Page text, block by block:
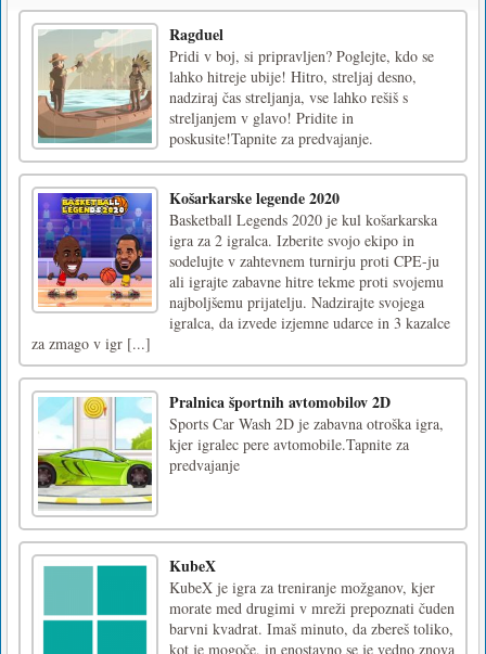
Ragduel
Pridi v boj, si pripravljen? Poglejte, kdo se
lahko hitreje ubije! Hitro, streljaj desno,
nadziraj čas streljanja, vse lahko rešiš s
streljanjem v glavo! Pridite in
poskusite!Tapnite za predvajanje.
Košarkarske legende 2020
Basketball Legends 2020 je kul košarkarska
igra za 2 igralca. Izberite svojo ekipo in
sodelujte v zahtevnem turnirju proti CPE-ju
ali igrajte zabavne hitre tekme proti svojemu
najboljšemu prijatelju. Nadzirajte svojega
igralca, da izvede izjemne udarce in 3 kazalce
za zmago v igr [...]
Pralnica športnih avtomobilov 2D
Sports Car Wash 2D je zabavna otroška igra,
kjer igralec pere avtomobile.Tapnite za
predvajanje
KubeX
KubeX je igra za treniranje možganov, kjer
morate med drugimi v mreži prepoznati čuden
barvni kvadrat. Imaš minuto, da zbereš toliko,
kot je mogoče, in enostavno se je vedno znova